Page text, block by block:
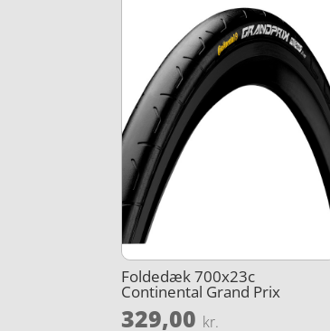
Foldedæk 700x23c
Continental Grand Prix
329,00 kr.